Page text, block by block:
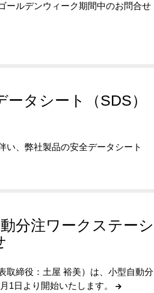
ールデンウィーク期間中のお問合せ
タシート（SDS）
い、弊社製品の安全データシート
分注ワークステーシ
取締役：土屋 裕美）は、小型自動分
1日より開始いたします。